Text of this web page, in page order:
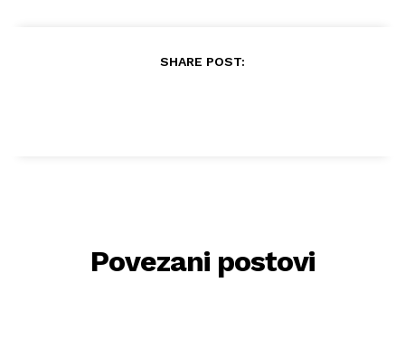
SHARE POST:
Povezani postovi